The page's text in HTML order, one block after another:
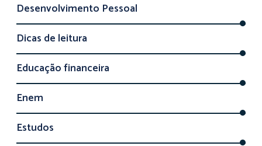
Desenvolvimento Pessoal
Dicas de leitura
Educação financeira
Enem
Estudos